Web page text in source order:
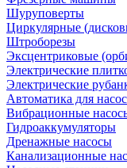
Шуруповерты
Циркулярные
Штроборезы
Эксцентриковые
Электрические
Электрические
Автоматика для
Вибрационные
Гидроаккумуляторы
Дренажные насосы
Канализационные